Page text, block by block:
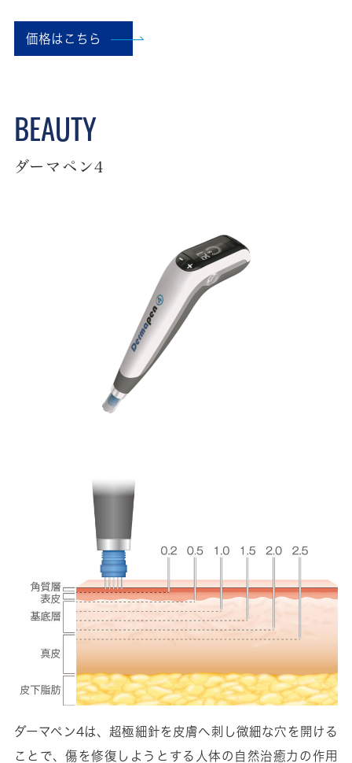
価格はこちら
ダーマペン4
ダーマペン4は、超極細針を皮膚へ刺し微細な穴を開ける
ことで、傷を修復しようとする人体の自然治癒力の作用